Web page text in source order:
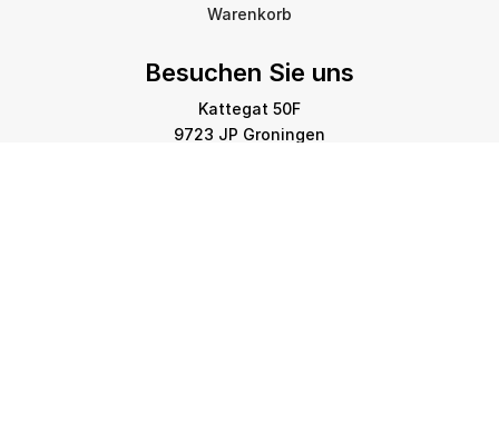
Warenkorb
Besuchen Sie uns
Kattegat 50F
9723 JP Groningen